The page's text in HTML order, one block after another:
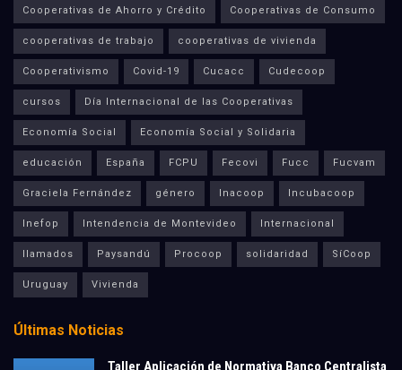
Cooperativas de Ahorro y Crédito Cooperativas de Consumo
cooperativas de trabajo cooperativas de vivienda
Cooperativismo Covid-19 Cucacc Cudecoop
cursos Día Internacional de las Cooperativas
Economía Social Economía Social y Solidaria
educación España FCPU Fecovi Fucc Fucvam
Graciela Fernández género Inacoop Incubacoop
Inefop Intendencia de Montevideo Internacional
llamados Paysandú Procoop solidaridad SíCoop
Uruguay Vivienda
Últimas Noticias
Taller Aplicación de Normativa Banco Centralista